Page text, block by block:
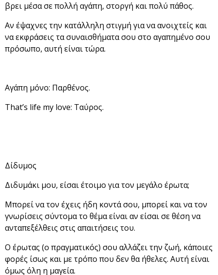
βρει μέσα σε πολλή αγάπη, στοργή και πολύ πάθος.
Αν έψαχνες την κατάλληλη στιγμή για να ανοιχτείς και
να εκφράσεις τα συναισθήματα σου στο αγαπημένο σου
πρόσωπο, αυτή είναι τώρα.
Αγάπη μόνο: Παρθένος.
That’s life my love: Ταύρος.
Δίδυμος
Διδυμάκι μου, είσαι έτοιμο για τον μεγάλο έρωτα;
Μπορεί να τον έχεις ήδη κοντά σου, μπορεί και να τον
γνωρίσεις σύντομα το θέμα είναι αν είσαι σε θέση να
ανταπεξέλθεις στις απαιτήσεις του.
Ο έρωτας (ο πραγματικός) σου αλλάζει την ζωή, κάποιες
φορές ίσως και με τρόπο που δεν θα ήθελες. Αυτή είναι
όμως όλη η μαγεία.